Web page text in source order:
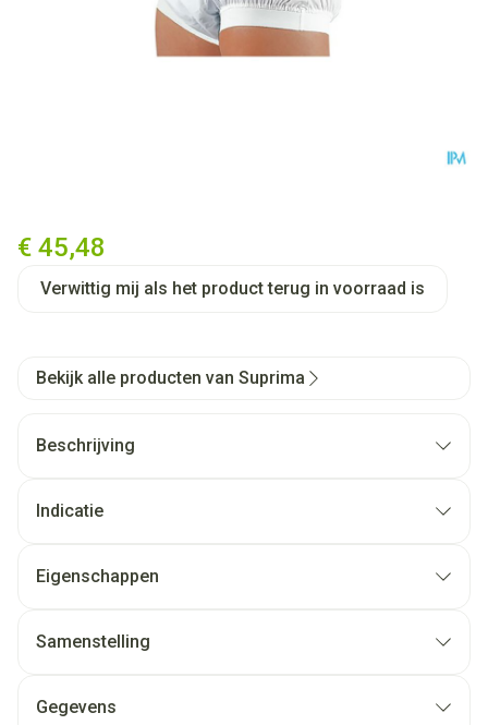
€ 45,48
Verwittig mij als het product terug in voorraad is
Bekijk alle producten van Suprima
Beschrijving
Indicatie
Eigenschappen
Samenstelling
Gegevens